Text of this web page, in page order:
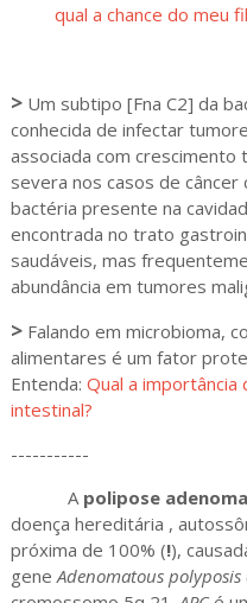
qual a chance do meu
>Um subtipo [Fna C2] da
conhecida de infectar
associada com
severa nos casos de câncer
bactéria presente na
encontrada no trato
saudáveis, mas
abundância em tumores
>Falando em microbioma,
alimentares é um fator
Entenda: Qual a
intestinal?
-----------
A polipose
doença hereditária ,
próxima de 100% (!),
gene Adenomatous polyposis